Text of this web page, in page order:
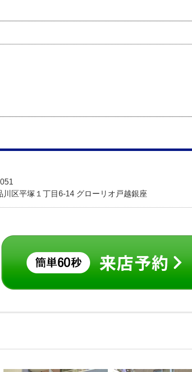
川区平塚１丁目6-14 グローリオ戸越銀座